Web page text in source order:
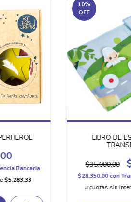
Bancaria
$5.283,33
10%
OFF
LIBRO DE
$35.000,00
$28.350,00con
3cuotas sin